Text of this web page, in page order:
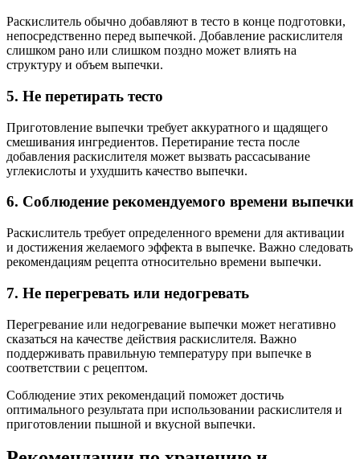
Раскислитель обычно добавляют в тесто в конце подготовки,
непосредственно перед выпечкой. Добавление раскислителя
слишком рано или слишком поздно может влиять на
структуру и объем выпечки.
5. Не перетирать тесто
Приготовление выпечки требует аккуратного и щадящего
смешивания ингредиентов. Перетирание теста после
добавления раскислителя может вызвать рассасывание
углекислоты и ухудшить качество выпечки.
6. Соблюдение рекомендуемого времени выпечки
Раскислитель требует определенного времени для активации
и достижения желаемого эффекта в выпечке. Важно следовать
рекомендациям рецепта относительно времени выпечки.
7. Не перегревать или недогревать
Перегревание или недогревание выпечки может негативно
сказаться на качестве действия раскислителя. Важно
поддерживать правильную температуру при выпечке в
соответствии с рецептом.
Соблюдение этих рекомендаций поможет достичь
оптимального результата при использовании раскислителя и
приготовлении пышной и вкусной выпечки.